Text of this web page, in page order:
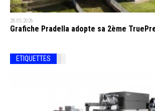
28.05.2026
Grafiche Pradella adopte sa 2ème
ETIQUETTES